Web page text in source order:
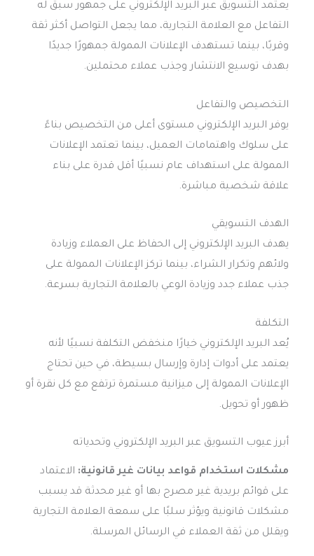
يعتمد التسويق عبر البريد الإلكتروني على جمهور سبق له
التفاعل مع العلامة التجارية، مما يجعل التواصل أكثر ثقة
وقربًا، بينما تستهدف الإعلانات الممولة جمهورًا جديدًا
بهدف توسيع الانتشار وجذب عملاء محتملين.
التخصيص والتفاعل
يوفر البريد الإلكتروني مستوى أعلى من التخصيص بناءً
على سلوك واهتمامات العميل، بينما تعتمد الإعلانات
الممولة على استهداف عام نسبيًا أقل قدرة على بناء
علاقة شخصية مباشرة.
الهدف التسويقي
يهدف البريد الإلكتروني إلى الحفاظ على العملاء وزيادة
ولائهم وتكرار الشراء، بينما تركز الإعلانات الممولة على
جذب عملاء جدد وزيادة الوعي بالعلامة التجارية بسرعة.
التكلفة
يُعد البريد الإلكتروني خيارًا منخفض التكلفة نسبيًا لأنه
يعتمد على أدوات إدارة وإرسال بسيطة، في حين تحتاج
الإعلانات الممولة إلى ميزانية مستمرة ترتفع مع كل نقرة أو
ظهور أو تحويل.
أبرز عيوب التسويق عبر البريد الإلكتروني وتحدياته
مشكلات استخدام قواعد بيانات غير قانونية: الاعتماد
على قوائم بريدية غير مصرح بها أو غير محدثة قد يسبب
مشكلات قانونية ويؤثر سلبًا على سمعة العلامة التجارية
ويقلل من ثقة العملاء في الرسائل المرسلة.